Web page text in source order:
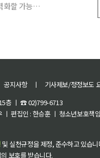
화할 가능성
공지사항 ㅣ 기사제보/정정보도
층 ㅣ ☎ 02)799-6713
편집인 : 한승훈 ㅣ 청소년보호책
및 실천규정을 제정, 준수하고 있습니
보호를 받습니다.